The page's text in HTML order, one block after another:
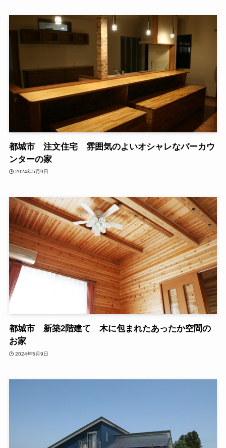
都城市 注文住宅 雰囲気のよいオシャレなバーカウ
ンターの家
2024年5月9日
都城市 新築2階建て 木に包まれたあったか空間の
お家
2024年5月9日